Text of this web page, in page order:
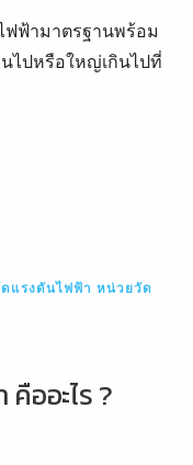
ฟฟ้ามาตรฐานพร้อม
ไปหรือใหญ่เกินไปที่
แรงดันไฟฟ้า หน่วยวัด
ออะไร ?